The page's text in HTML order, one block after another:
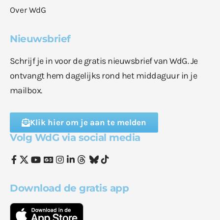
Over WdG
Nieuwsbrief
Schrijf je in voor de gratis nieuwsbrief van WdG. Je
ontvangt hem dagelijks rond het middaguur in je
mailbox.
Klik hier om je aan te melden
Volg WdG via social media
Download de gratis app